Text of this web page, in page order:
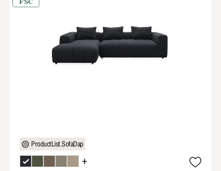
ProductList.SofaDap
+